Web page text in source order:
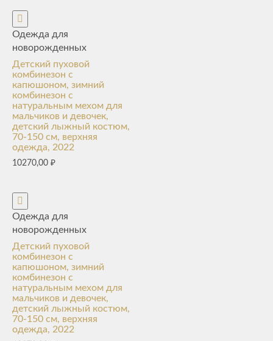
Одежда для
новорожденных
Детский пуховой
комбинезон с
капюшоном, зимний
комбинезон с
натуральным мехом для
мальчиков и девочек,
детский лыжный костюм,
70-150 см, верхняя
одежда, 2022
10270,00 ₽
Одежда для
новорожденных
Детский пуховой
комбинезон с
капюшоном, зимний
комбинезон с
натуральным мехом для
мальчиков и девочек,
детский лыжный костюм,
70-150 см, верхняя
одежда, 2022